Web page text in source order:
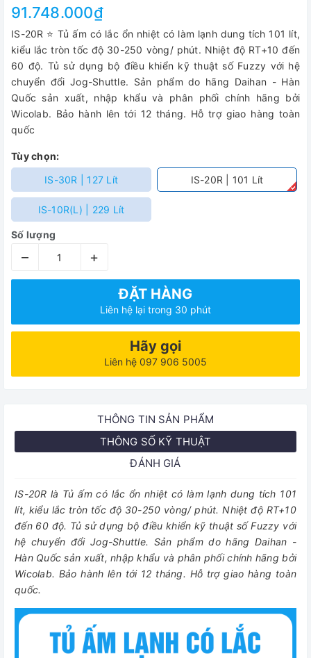
91.748.000₫
IS-20R ⭐ Tủ ấm có lắc ổn nhiệt có làm lạnh dung tích 101 lít,
kiểu lắc tròn tốc độ 30-250 vòng/ phút. Nhiệt độ RT+10 đến
60 độ. Tủ sử dụng bộ điều khiển kỹ thuật số Fuzzy với hệ
chuyển đổi Jog-Shuttle. Sản phẩm do hãng Daihan - Hàn
Quốc sản xuất, nhập khẩu và phân phối chính hãng bởi
Wicolab. Bảo hành lên tới 12 tháng. Hỗ trợ giao hàng toàn
quốc
Tùy chọn:
IS-30R | 127 Lít
IS-20R | 101 Lít
IS-10R(L) | 229 Lít
Số lượng
– +
ĐẶT HÀNG
Liên hệ lại trong 30 phút
Hãy gọi
Liên hệ 097 906 5005
THÔNG TIN SẢN PHẨM
THÔNG SỐ KỸ THUẬT
ĐÁNH GIÁ
IS-20R là Tủ ấm có lắc ổn nhiệt có làm lạnh dung tích 101
lít, kiểu lắc tròn tốc độ 30-250 vòng/ phút. Nhiệt độ RT+10
đến 60 độ. Tủ sử dụng bộ điều khiển kỹ thuật số Fuzzy với
hệ chuyển đổi Jog-Shuttle. Sản phẩm do hãng Daihan -
Hàn Quốc sản xuất, nhập khẩu và phân phối chính hãng bởi
Wicolab. Bảo hành lên tới 12 tháng. Hỗ trợ giao hàng toàn
quốc.